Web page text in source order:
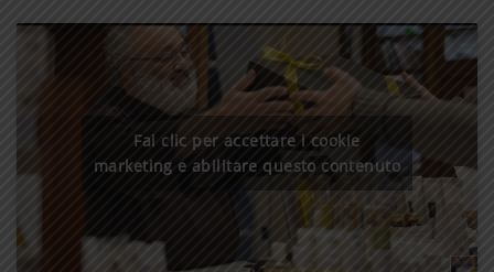
Fai clic per accettare i cookie
marketing e abilitare questo contenuto